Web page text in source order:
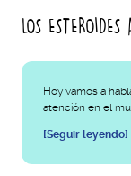
LOS ESTEROIDES
Hoy vamos a
atención en el
[Seguir leyendo]